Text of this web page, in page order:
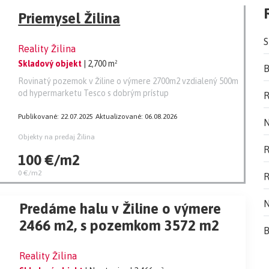
Priemysel Žilina
Reality Žilina
Skladový objekt
| 2,700 m²
Rovinatý pozemok v Žiline o výmere 2700m2 vzdialený 500m
od hypermarketu Tesco s dobrým prístup
Publikované: 22.07.2025 Aktualizované: 06.08.2026
Objekty na predaj Žilina
100 €/m2
0 €/m2
Predáme halu v Žiline o výmere
2466 m2, s pozemkom 3572 m2
Reality Žilina